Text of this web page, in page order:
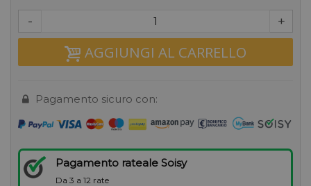
- +
AGGIUNGI AL CARRELLO
Pagamento sicuro con:
Pagamento rateale Soisy
Da 3 a 12 rate